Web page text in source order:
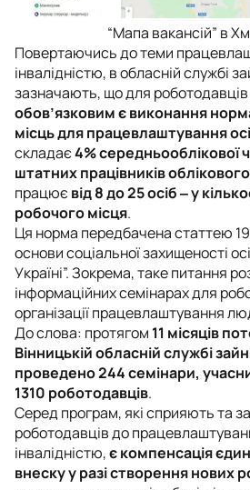
“Мапа вакансій” в
Повертаючись до теми
інвалідністю, в обласній службі
зазначають, що для роботодавців
обов’язковим є виконання
місць для працевлаштування
складає4%середньооблікової
штатних працівників
працюєвід 8 до 25 осіб ‒ у
робочого місця.
Ця норма передбачена статтею
основи соціальної захищеності
Україні”. Зокрема, таке питання
інформаційних семінарах для
організації працевлаштування
До слова: протягом 11 місяців
Вінницькій обласній службі
проведено 244 семінари,
1310 роботодавців.
Серед програм, які сприяють та
роботодавців до
інвалідністю,є компенсація
внеску у разі створення нових